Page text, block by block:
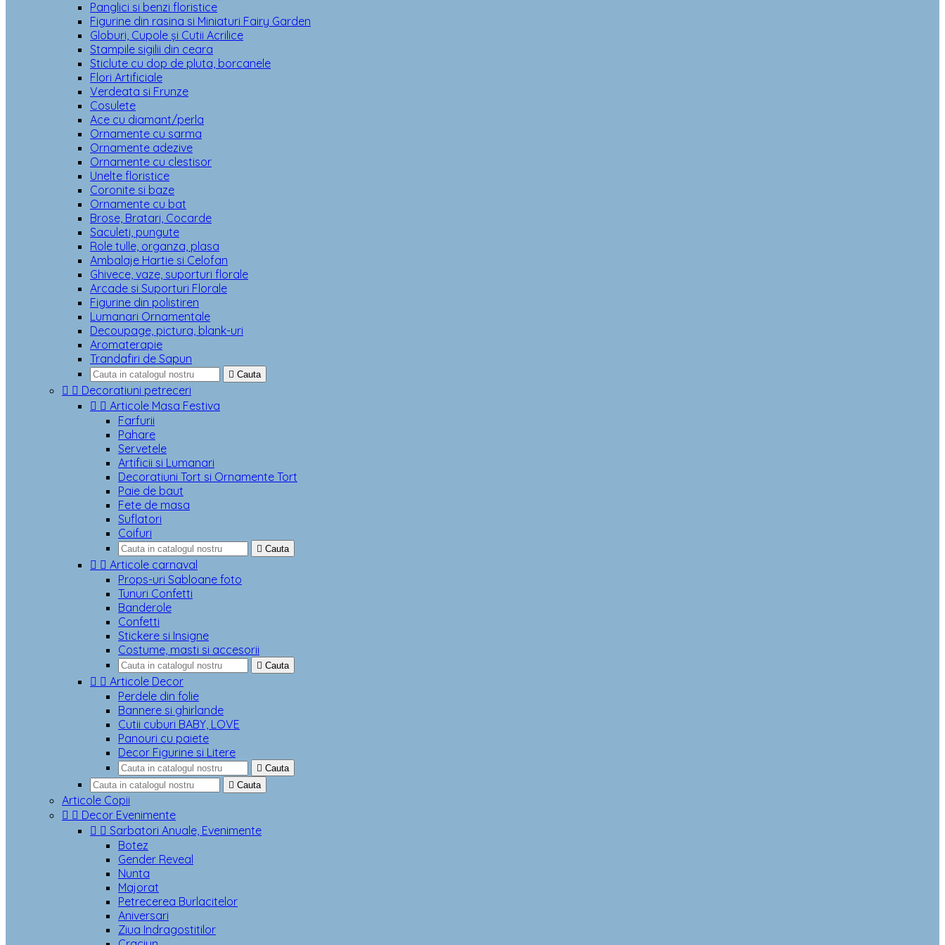
Panglici si benzi floristice
Figurine din rasina si Miniaturi Fairy Garden
Globuri, Cupole și Cutii Acrilice
Stampile sigilii din ceara
Sticlute cu dop de pluta, borcanele
Flori Artificiale
Verdeata si Frunze
Cosulete
Ace cu diamant/perla
Ornamente cu sarma
Ornamente adezive
Ornamente cu clestisor
Unelte floristice
Coronite si baze
Ornamente cu bat
Brose, Bratari, Cocarde
Saculeti, pungute
Role tulle, organza, plasa
Ambalaje Hartie si Celofan
Ghivece, vaze, suporturi florale
Arcade si Suporturi Florale
Figurine din polistiren
Lumanari Ornamentale
Decoupage, pictura, blank-uri
Aromaterapie
Trandafiri de Sapun
 Cauta
  Decoratiuni petreceri
  Articole Masa Festiva
Farfurii
Pahare
Servetele
Artificii si Lumanari
Decoratiuni Tort si Ornamente Tort
Paie de baut
Fete de masa
Suflatori
Coifuri
 Cauta
  Articole carnaval
Props-uri Sabloane foto
Tunuri Confetti
Banderole
Confetti
Stickere si Insigne
Costume, masti si accesorii
 Cauta
  Articole Decor
Perdele din folie
Bannere si ghirlande
Cutii cuburi BABY, LOVE
Panouri cu paiete
Decor Figurine si Litere
 Cauta
 Cauta
Articole Copii
  Decor Evenimente
  Sarbatori Anuale, Evenimente
Botez
Gender Reveal
Nunta
Majorat
Petrecerea Burlacitelor
Aniversari
Ziua Indragostitilor